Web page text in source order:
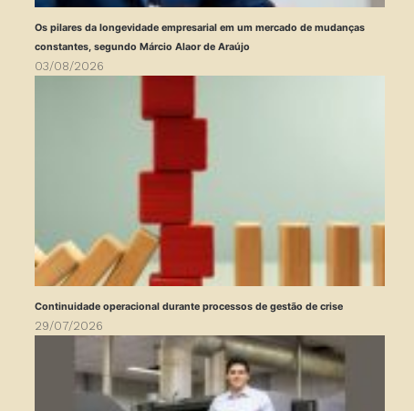
Os pilares da longevidade empresarial em um mercado de mudanças
constantes, segundo Márcio Alaor de Araújo
03/08/2026
Continuidade operacional durante processos de gestão de crise
29/07/2026